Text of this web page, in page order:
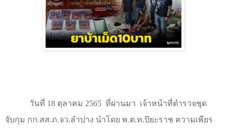
วันที่ 18 ตุลาคม 2565 ที่ผ่านมา เจ้าหน้าที่ตำรวจชุด
จับกุม กก.สส.ภ.จว.ลำปาง นำโดย พ.ต.ท.ปิยะราช ความเพียร